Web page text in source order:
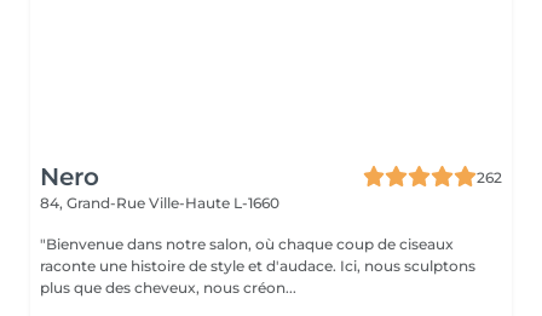
Nero
262
84, Grand-Rue Ville-Haute L-1660
"Bienvenue dans notre salon, où chaque coup de ciseaux
raconte une histoire de style et d'audace. Ici, nous sculptons
plus que des cheveux, nous créon...